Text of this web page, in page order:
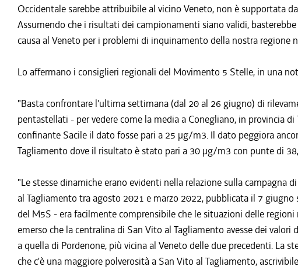
Occidentale sarebbe attribuibile al vicino Veneto, non è supportata
Assumendo che i risultati dei campionamenti siano validi,
causa al Veneto per i problemi di inquinamento della nostra regione
Lo affermano i consiglieri regionali del Movimento 5 Stelle, in una
"Basta confrontare l'ultima settimana (dal 20 al 26 giugno) di
pentastellati - per vedere come la media a Conegliano, in provincia
confinante Sacile il dato fosse pari a 25 µg/m3. Il dato peggiora
Tagliamento dove il risultato è stato pari a 30 µg/m3 con punte di
"Le stesse dinamiche erano evidenti nella relazione sulla
al Tagliamento tra agosto 2021 e marzo 2022, pubblicata il 7
del M5S - era facilmente comprensibile che le situazioni delle
emerso che la centralina di San Vito al Tagliamento avesse dei
a quella di Pordenone, più vicina al Veneto delle due precedenti. La
che c'è una maggiore polverosità a San Vito al Tagliamento,